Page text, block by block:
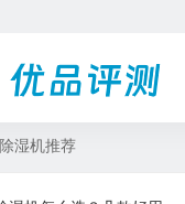
除湿机推荐